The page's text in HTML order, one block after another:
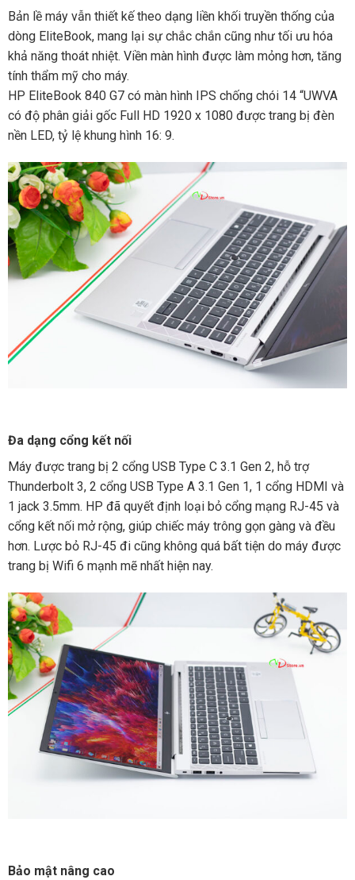
Bản lề máy vẫn thiết kế theo dạng liền khối truyền thống của
dòng EliteBook, mang lại sự chắc chắn cũng như tối ưu hóa
khả năng thoát nhiệt. Viền màn hình được làm mỏng hơn, tăng
tính thẩm mỹ cho máy.
HP EliteBook 840 G7 có màn hình IPS chống chói 14 “UWVA
có độ phân giải gốc Full HD 1920 x 1080 được trang bị đèn
nền LED, tỷ lệ khung hình 16: 9.
Đa dạng cổng kết nối
Máy được trang bị 2 cổng USB Type C 3.1 Gen 2, hỗ trợ
Thunderbolt 3, 2 cổng USB Type A 3.1 Gen 1, 1 cổng HDMI và
1 jack 3.5mm. HP đã quyết định loại bỏ cổng mạng RJ-45 và
cổng kết nối mở rộng, giúp chiếc máy trông gọn gàng và đều
hơn. Lược bỏ RJ-45 đi cũng không quá bất tiện do máy được
trang bị Wifi 6 mạnh mẽ nhất hiện nay.
Bảo mật nâng cao